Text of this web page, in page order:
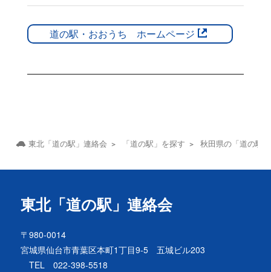
道の駅・おおうち ホームページ
東北「道の駅」連絡会 「道の駅」を探す 秋田県の「道の駅」
東北「道の駅」連絡会
〒980-0014
宮城県仙台市青葉区本町1丁目9-5 五城ビル203
TEL 022-398-5518